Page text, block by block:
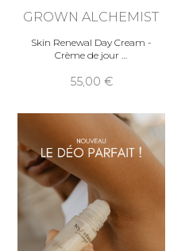
GROWN ALCHEMIST
Skin Renewal Day Cream -
Crème de jour
55,00